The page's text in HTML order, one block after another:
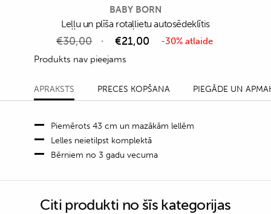
BABY BORN
Leļļu un plīša rotaļlietu autosēdeklītis
€30,00 €21,00
-30% atlaide
Produkts nav pieejams
APRAKSTS PRECES KOPŠANA PIEGĀDE UN
Piemērots 43 cm un mazākām lellēm
Lelles neietilpst komplektā
Bērniem no 3 gadu vecuma
Citi produkti no šīs kategorijas